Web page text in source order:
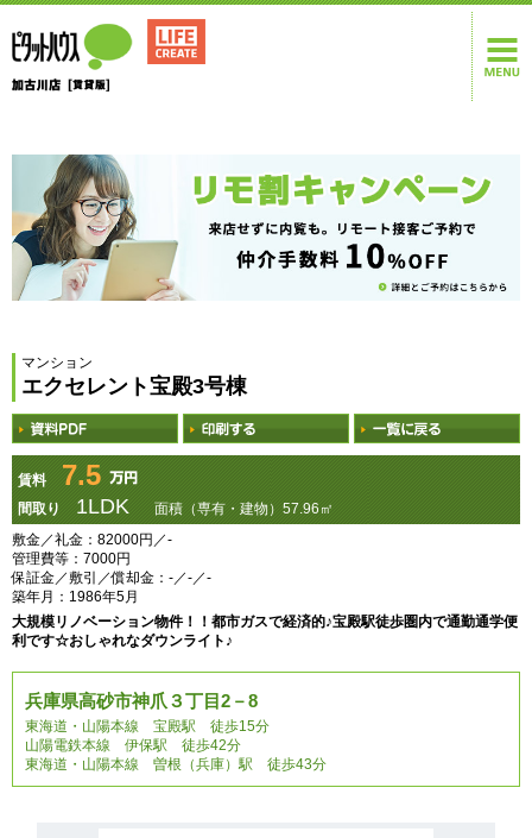
マンション
エクセレント宝殿3号棟
賃料 7.5
間取り 1LDK
面積（専有・建物）57.96㎡
敷金／礼金：82000円／-
管理費等：7000円
保証金／敷引／償却金：-／-／-
築年月：1986年5月
大規模リノベーション物件！！都市ガスで経済的♪宝殿駅徒歩圏内で通勤通学便
利です☆おしゃれなダウンライト♪
兵庫県高砂市神爪３丁目2－8
東海道・山陽本線 宝殿駅 徒歩15分
山陽電鉄本線 伊保駅 徒歩42分
東海道・山陽本線 曽根（兵庫）駅 徒歩43分